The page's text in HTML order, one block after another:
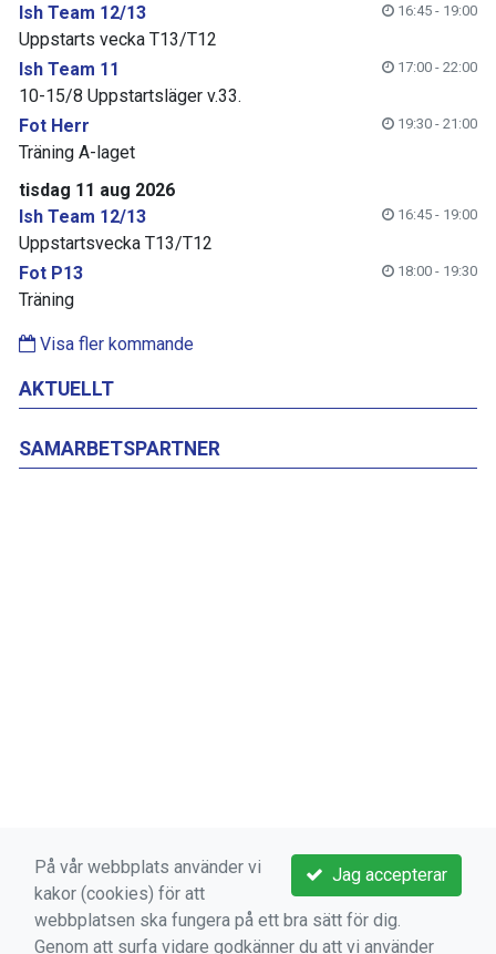
Ish Team 12/13
16:45 - 19:00
Uppstarts vecka T13/T12
Ish Team 11
17:00 - 22:00
10-15/8 Uppstartsläger v.33.
Fot Herr
19:30 - 21:00
Träning A-laget
tisdag 11 aug 2026
Ish Team 12/13
16:45 - 19:00
Uppstartsvecka T13/T12
Fot P13
18:00 - 19:30
Träning
Visa fler kommande
AKTUELLT
SAMARBETSPARTNER
VIKTIGA LÄNKAR
Jag accepterar
På vår webbplats använder vi
kakor (cookies) för att
webbplatsen ska fungera på ett bra sätt för dig.
Genom att surfa vidare godkänner du att vi använder